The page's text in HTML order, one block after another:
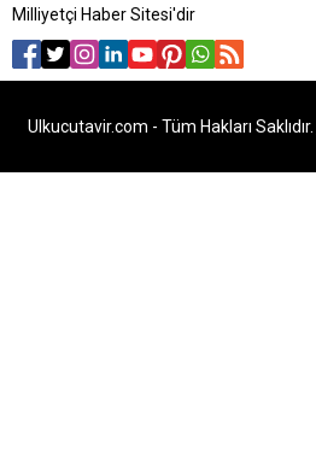
Milliyetçi Haber Sitesi'dir
Ulkucutavir.com - Tüm Hakları Saklıdır.